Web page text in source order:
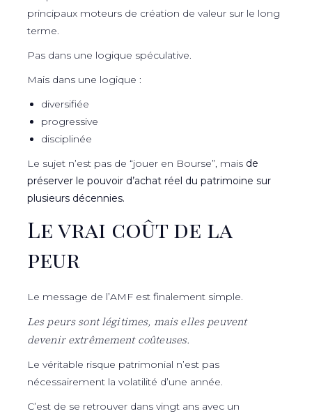
principaux moteurs de création de valeur sur le long
terme.
Pas dans une logique spéculative.
Mais dans une logique :
diversifiée
progressive
disciplinée
Le sujet n’est pas de “jouer en Bourse”, mais de
préserver le pouvoir d’achat réel du patrimoine sur
plusieurs décennies.
Le vrai coût de la
peur
Le message de l’AMF est finalement simple.
Les peurs sont légitimes, mais elles peuvent
devenir extrêmement coûteuses.
Le véritable risque patrimonial n’est pas
nécessairement la volatilité d’une année.
C’est de se retrouver dans vingt ans avec un